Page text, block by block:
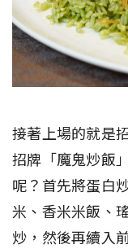
接著上場的就是
招牌「魔鬼炒飯
呢？首先將蛋白
米、香米米飯、
炒，然後再續入